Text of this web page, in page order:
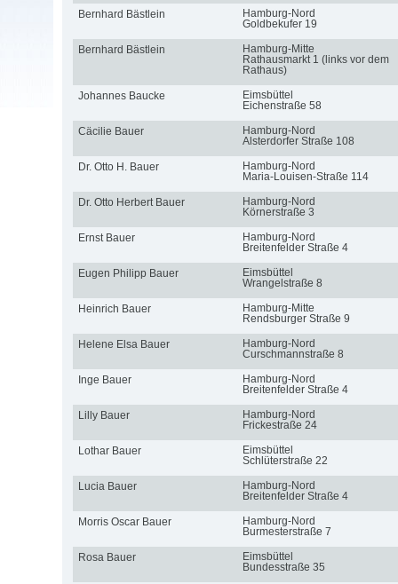
Bernhard Bästlein
Hamburg-Nord
Goldbekufer 19
Bernhard Bästlein
Hamburg-Mitte
Rathausmarkt 1 (links vor dem
Rathaus)
Johannes Baucke
Eimsbüttel
Eichenstraße 58
Cäcilie Bauer
Hamburg-Nord
Alsterdorfer Straße 108
Dr. Otto H. Bauer
Hamburg-Nord
Maria-Louisen-Straße 114
Dr. Otto Herbert Bauer
Hamburg-Nord
Körnerstraße 3
Ernst Bauer
Hamburg-Nord
Breitenfelder Straße 4
Eugen Philipp Bauer
Eimsbüttel
Wrangelstraße 8
Heinrich Bauer
Hamburg-Mitte
Rendsburger Straße 9
Helene Elsa Bauer
Hamburg-Nord
Curschmannstraße 8
Inge Bauer
Hamburg-Nord
Breitenfelder Straße 4
Lilly Bauer
Hamburg-Nord
Frickestraße 24
Lothar Bauer
Eimsbüttel
Schlüterstraße 22
Lucia Bauer
Hamburg-Nord
Breitenfelder Straße 4
Morris Oscar Bauer
Hamburg-Nord
Burmesterstraße 7
Rosa Bauer
Eimsbüttel
Bundesstraße 35